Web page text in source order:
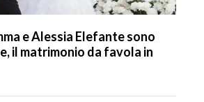
e Alessia Elefante sono
il matrimonio da favola in